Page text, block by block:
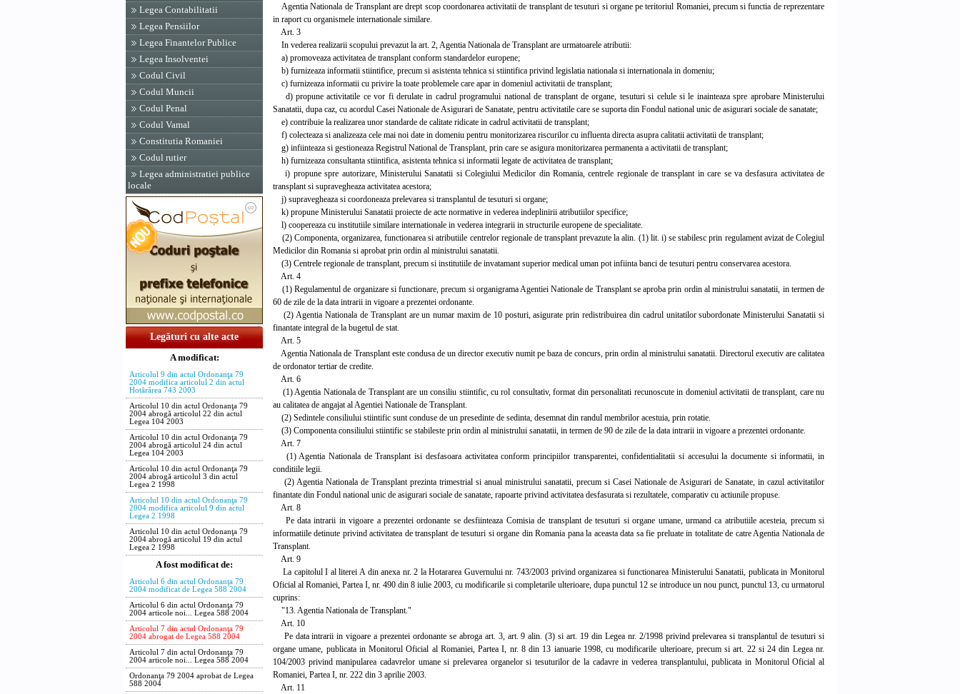
Legea Contabilitatii
Legea Pensiilor
Legea Finantelor Publice
Legea Insolventei
Codul Civil
Codul Muncii
Codul Penal
Codul Vamal
Constitutia Romaniei
Codul rutier
Legea administratiei publice
locale
Legături cu alte acte
A modificat:
Articolul 9 din actul Ordonanţa 79
2004 modifica articolul 2 din actul
Hotărârea 743 2003
Articolul 10 din actul Ordonanţa 79
2004 abrogă articolul 22 din actul
Legea 104 2003
Articolul 10 din actul Ordonanţa 79
2004 abrogă articolul 24 din actul
Legea 104 2003
Articolul 10 din actul Ordonanţa 79
2004 abrogă articolul 3 din actul
Legea 2 1998
Articolul 10 din actul Ordonanţa 79
2004 modifica articolul 9 din actul
Legea 2 1998
Articolul 10 din actul Ordonanţa 79
2004 abrogă articolul 19 din actul
Legea 2 1998
A fost modificat de:
Articolul 6 din actul Ordonanţa 79
2004 modificat de Legea 588 2004
Articolul 6 din actul Ordonanţa 79
2004 articole noi... Legea 588 2004
Articolul 7 din actul Ordonanţa 79
2004 abrogat de Legea 588 2004
Articolul 7 din actul Ordonanţa 79
2004 articole noi... Legea 588 2004
Ordonanţa 79 2004 aprobat de Legea
588 2004
Agentia Nationala de Transplant are drept scop coordonarea activitatii de transplant de tesuturi si organe pe teritoriul Romaniei, precum si functia de reprezentare
in raport cu organismele internationale similare.
Art. 3
In vederea realizarii scopului prevazut la art. 2, Agentia Nationala de Transplant are urmatoarele atributii:
a) promoveaza activitatea de transplant conform standardelor europene;
b) furnizeaza informatii stiintifice, precum si asistenta tehnica si stiintifica privind legislatia nationala si internationala in domeniu;
c) furnizeaza informatii cu privire la toate problemele care apar in domeniul activitatii de transplant;
d) propune activitatile ce vor fi derulate in cadrul programului national de transplant de organe, tesuturi si celule si le inainteaza spre aprobare Ministerului
Sanatatii, dupa caz, cu acordul Casei Nationale de Asigurari de Sanatate, pentru activitatile care se suporta din Fondul national unic de asigurari sociale de sanatate;
e) contribuie la realizarea unor standarde de calitate ridicate in cadrul activitatii de transplant;
f) colecteaza si analizeaza cele mai noi date in domeniu pentru monitorizarea riscurilor cu influenta directa asupra calitatii activitatii de transplant;
g) infiinteaza si gestioneaza Registrul National de Transplant, prin care se asigura monitorizarea permanenta a activitatii de transplant;
h) furnizeaza consultanta stiintifica, asistenta tehnica si informatii legate de activitatea de transplant;
i) propune spre autorizare, Ministerului Sanatatii si Colegiului Medicilor din Romania, centrele regionale de transplant in care se va desfasura activitatea de
transplant si supravegheaza activitatea acestora;
j) supravegheaza si coordoneaza prelevarea si transplantul de tesuturi si organe;
k) propune Ministerului Sanatatii proiecte de acte normative in vederea indeplinirii atributiilor specifice;
l) coopereaza cu institutiile similare internationale in vederea integrarii in structurile europene de specialitate.
(2) Componenta, organizarea, functionarea si atributiile centrelor regionale de transplant prevazute la alin. (1) lit. i) se stabilesc prin regulament avizat de Colegiul
Medicilor din Romania si aprobat prin ordin al ministrului sanatatii.
(3) Centrele regionale de transplant, precum si institutiile de invatamant superior medical uman pot infiinta banci de tesuturi pentru conservarea acestora.
Art. 4
(1) Regulamentul de organizare si functionare, precum si organigrama Agentiei Nationale de Transplant se aproba prin ordin al ministrului sanatatii, in termen de
60 de zile de la data intrarii in vigoare a prezentei ordonante.
(2) Agentia Nationala de Transplant are un numar maxim de 10 posturi, asigurate prin redistribuirea din cadrul unitatilor subordonate Ministerului Sanatatii si
finantate integral de la bugetul de stat.
Art. 5
Agentia Nationala de Transplant este condusa de un director executiv numit pe baza de concurs, prin ordin al ministrului sanatatii. Directorul executiv are calitatea
de ordonator tertiar de credite.
Art. 6
(1) Agentia Nationala de Transplant are un consiliu stiintific, cu rol consultativ, format din personalitati recunoscute in domeniul activitatii de transplant, care nu
au calitatea de angajat al Agentiei Nationale de Transplant.
(2) Sedintele consiliului stiintific sunt conduse de un presedinte de sedinta, desemnat din randul membrilor acestuia, prin rotatie.
(3) Componenta consiliului stiintific se stabileste prin ordin al ministrului sanatatii, in termen de 90 de zile de la data intrarii in vigoare a prezentei ordonante.
Art. 7
(1) Agentia Nationala de Transplant isi desfasoara activitatea conform principiilor transparentei, confidentialitatii si accesului la documente si informatii, in
conditiile legii.
(2) Agentia Nationala de Transplant prezinta trimestrial si anual ministrului sanatatii, precum si Casei Nationale de Asigurari de Sanatate, in cazul activitatilor
finantate din Fondul national unic de asigurari sociale de sanatate, rapoarte privind activitatea desfasurata si rezultatele, comparativ cu actiunile propuse.
Art. 8
Pe data intrarii in vigoare a prezentei ordonante se desfiinteaza Comisia de transplant de tesuturi si organe umane, urmand ca atributiile acesteia, precum si
informatiile detinute privind activitatea de transplant de tesuturi si organe din Romania pana la aceasta data sa fie preluate in totalitate de catre Agentia Nationala de
Transplant.
Art. 9
La capitolul I al literei A din anexa nr. 2 la Hotararea Guvernului nr. 743/2003 privind organizarea si functionarea Ministerului Sanatatii, publicata in Monitorul
Oficial al Romaniei, Partea I, nr. 490 din 8 iulie 2003, cu modificarile si completarile ulterioare, dupa punctul 12 se introduce un nou punct, punctul 13, cu urmatorul
cuprins:
"13. Agentia Nationala de Transplant."
Art. 10
Pe data intrarii in vigoare a prezentei ordonante se abroga art. 3, art. 9 alin. (3) si art. 19 din Legea nr. 2/1998 privind prelevarea si transplantul de tesuturi si
organe umane, publicata in Monitorul Oficial al Romaniei, Partea I, nr. 8 din 13 ianuarie 1998, cu modificarile ulterioare, precum si art. 22 si 24 din Legea nr.
104/2003 privind manipularea cadavrelor umane si prelevarea organelor si tesuturilor de la cadavre in vederea transplantului, publicata in Monitorul Oficial al
Romaniei, Partea I, nr. 222 din 3 aprilie 2003.
Art. 11